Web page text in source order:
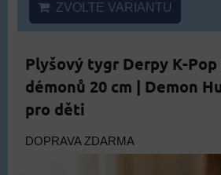
ZVOLTE VARIANTU
Plyšový tygr Derpy K-
démonů 20 cm | Demon
pro děti
DOPRAVA ZDARMA